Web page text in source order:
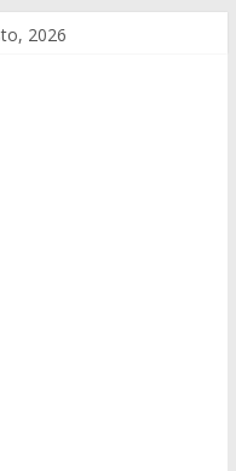
2026